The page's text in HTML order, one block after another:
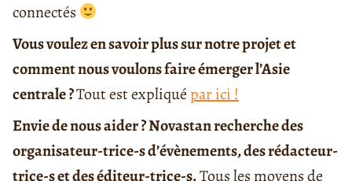
connectés
Vous voulez en savoir plus sur notre projet et
comment nous voulons faire émerger l’Asie
centrale ?Tout est expliquépar ici !
Envie de nous aider ? Novastan recherche des
organisateur-trice-s d’évènements, des rédacteur-
trice-s et des éditeur-trice-s.Tous les moyens de